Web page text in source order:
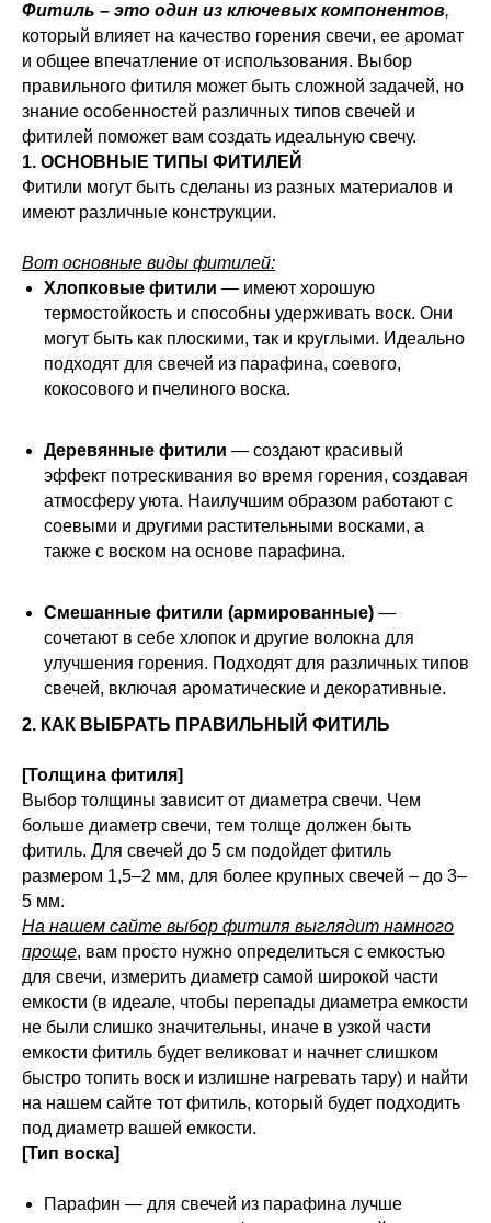
Фитиль – это один из ключевых компонентов,
который влияет на качество горения свечи, ее аромат
и общее впечатление от использования. Выбор
правильного фитиля может быть сложной задачей, но
знание особенностей различных типов свечей и
фитилей поможет вам создать идеальную свечу.
1. ОСНОВНЫЕ ТИПЫ ФИТИЛЕЙ
Фитили могут быть сделаны из разных материалов и
имеют различные конструкции.
Вот основные виды фитилей:
Хлопковые фитили — имеют хорошую
термостойкость и способны удерживать воск. Они
могут быть как плоскими, так и круглыми. Идеально
подходят для свечей из парафина, соевого,
кокосового и пчелиного воска.
Деревянные фитили — создают красивый
эффект потрескивания во время горения, создавая
атмосферу уюта. Наилучшим образом работают с
соевыми и другими растительными восками, а
также с воском на основе парафина.
Смешанные фитили (армированные) —
сочетают в себе хлопок и другие волокна для
улучшения горения. Подходят для различных типов
свечей, включая ароматические и декоративные.
2. КАК ВЫБРАТЬ ПРАВИЛЬНЫЙ ФИТИЛЬ
[Толщина фитиля]
Выбор толщины зависит от диаметра свечи. Чем
больше диаметр свечи, тем толще должен быть
фитиль. Для свечей до 5 см подойдет фитиль
размером 1,5–2 мм, для более крупных свечей – до 3–
5 мм.
На нашем сайте выбор фитиля выглядит намного
проще, вам просто нужно определиться с емкостью
для свечи, измерить диаметр самой широкой части
емкости (в идеале, чтобы перепады диаметра емкости
не были слишко значительны, иначе в узкой части
емкости фитиль будет великоват и начнет слишком
быстро топить воск и излишне нагревать тару) и найти
на нашем сайте тот фитиль, который будет подходить
под диаметр вашей емкости.
[Тип воска]
Парафин — для свечей из парафина лучше